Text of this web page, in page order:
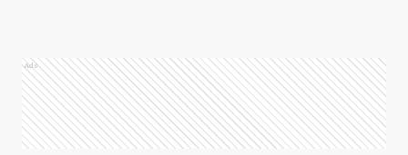
CP Coronel Pringles
Ads